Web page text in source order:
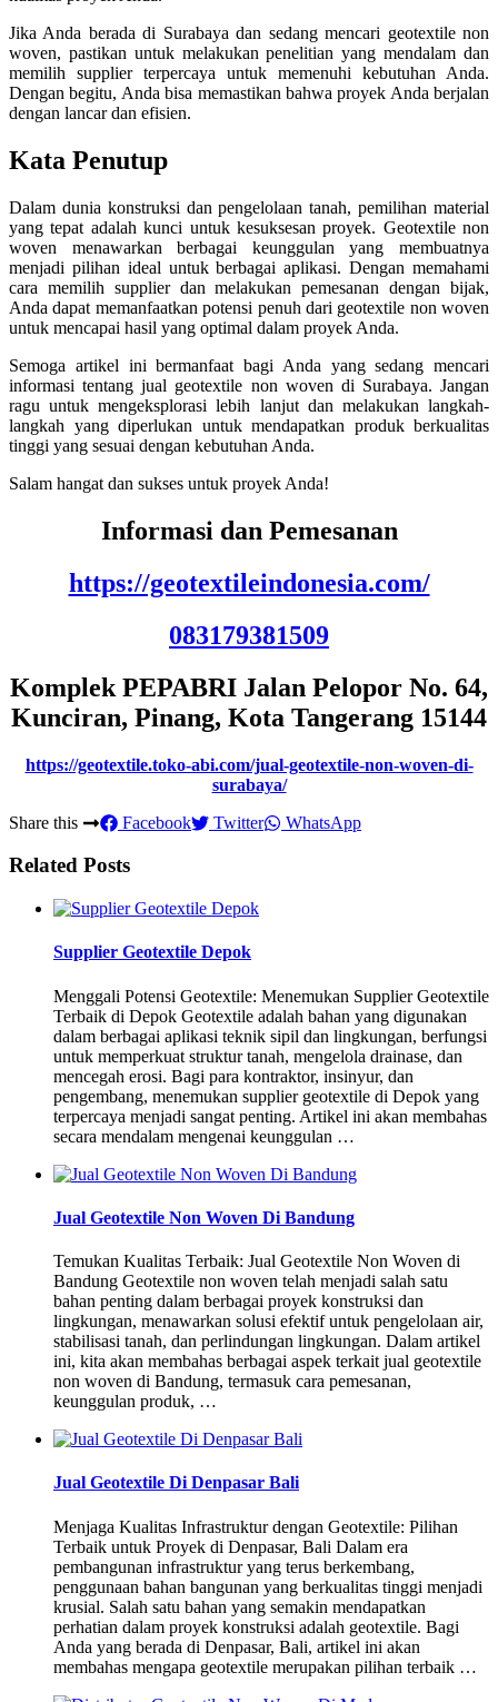
Jika Anda berada di Surabaya dan sedang mencari geotextile non
woven, pastikan untuk melakukan penelitian yang mendalam dan
memilih supplier terpercaya untuk memenuhi kebutuhan Anda.
Dengan begitu, Anda bisa memastikan bahwa proyek Anda berjalan
dengan lancar dan efisien.
Kata Penutup
Dalam dunia konstruksi dan pengelolaan tanah, pemilihan material
yang tepat adalah kunci untuk kesuksesan proyek. Geotextile non
woven menawarkan berbagai keunggulan yang membuatnya
menjadi pilihan ideal untuk berbagai aplikasi. Dengan memahami
cara memilih supplier dan melakukan pemesanan dengan bijak,
Anda dapat memanfaatkan potensi penuh dari geotextile non woven
untuk mencapai hasil yang optimal dalam proyek Anda.
Semoga artikel ini bermanfaat bagi Anda yang sedang mencari
informasi tentang jual geotextile non woven di Surabaya. Jangan
ragu untuk mengeksplorasi lebih lanjut dan melakukan langkah-
langkah yang diperlukan untuk mendapatkan produk berkualitas
tinggi yang sesuai dengan kebutuhan Anda.
Salam hangat dan sukses untuk proyek Anda!
Informasi dan Pemesanan
https://geotextileindonesia.com/
083179381509
Komplek PEPABRI Jalan Pelopor No. 64,
Kunciran, Pinang, Kota Tangerang 15144
https://geotextile.toko-abi.com/jual-geotextile-non-woven-di-
surabaya/
Share this
Facebook Twitter WhatsApp
Related Posts
Supplier Geotextile Depok
Menggali Potensi Geotextile: Menemukan Supplier Geotextile
Terbaik di Depok Geotextile adalah bahan yang digunakan
dalam berbagai aplikasi teknik sipil dan lingkungan, berfungsi
untuk memperkuat struktur tanah, mengelola drainase, dan
mencegah erosi. Bagi para kontraktor, insinyur, dan
pengembang, menemukan supplier geotextile di Depok yang
terpercaya menjadi sangat penting. Artikel ini akan membahas
secara mendalam mengenai keunggulan …
Jual Geotextile Non Woven Di Bandung
Temukan Kualitas Terbaik: Jual Geotextile Non Woven di
Bandung Geotextile non woven telah menjadi salah satu
bahan penting dalam berbagai proyek konstruksi dan
lingkungan, menawarkan solusi efektif untuk pengelolaan air,
stabilisasi tanah, dan perlindungan lingkungan. Dalam artikel
ini, kita akan membahas berbagai aspek terkait jual geotextile
non woven di Bandung, termasuk cara pemesanan,
keunggulan produk, …
Jual Geotextile Di Denpasar Bali
Menjaga Kualitas Infrastruktur dengan Geotextile: Pilihan
Terbaik untuk Proyek di Denpasar, Bali Dalam era
pembangunan infrastruktur yang terus berkembang,
penggunaan bahan bangunan yang berkualitas tinggi menjadi
krusial. Salah satu bahan yang semakin mendapatkan
perhatian dalam proyek konstruksi adalah geotextile. Bagi
Anda yang berada di Denpasar, Bali, artikel ini akan
membahas mengapa geotextile merupakan pilihan terbaik …